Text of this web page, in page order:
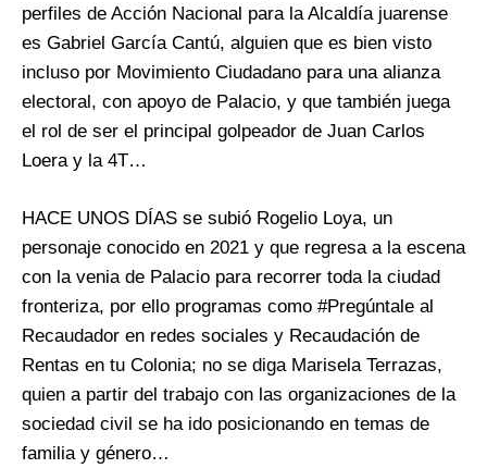
perfiles de Acción Nacional para la Alcaldía juarense
es Gabriel García Cantú, alguien que es bien visto
incluso por Movimiento Ciudadano para una alianza
electoral, con apoyo de Palacio, y que también juega
el rol de ser el principal golpeador de Juan Carlos
Loera y la 4T…
HACE UNOS DÍAS se subió Rogelio Loya, un
personaje conocido en 2021 y que regresa a la escena
con la venia de Palacio para recorrer toda la ciudad
fronteriza, por ello programas como #Pregúntale al
Recaudador en redes sociales y Recaudación de
Rentas en tu Colonia; no se diga Marisela Terrazas,
quien a partir del trabajo con las organizaciones de la
sociedad civil se ha ido posicionando en temas de
familia y género…